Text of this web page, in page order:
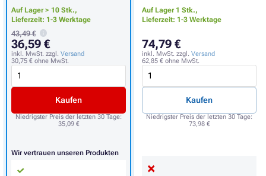
Auf Lager 1 Stk.,
Lieferzeit: 1-3 Werktage
74,79 €
inkl. MwSt. zzgl. Versand
62,85 € ohne MwSt.
Kaufen
Niedrigster Preis der letzten 30 Tage:
73,98 €
Auf Lager > 10 Stk.,
Lieferzeit: 1-3 Werktage
43,49 €
36,59 €
inkl. MwSt. zzgl. Versand
30,75 € ohne MwSt.
Kaufen
Niedrigster Preis der letzten 30 Tage:
35,09 €
Wir vertrauen unseren Produkten